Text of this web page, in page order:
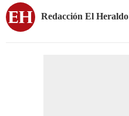
Redacción El Heraldo